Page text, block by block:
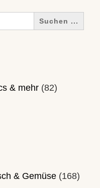
& mehr (82)
& Gemüse (168)